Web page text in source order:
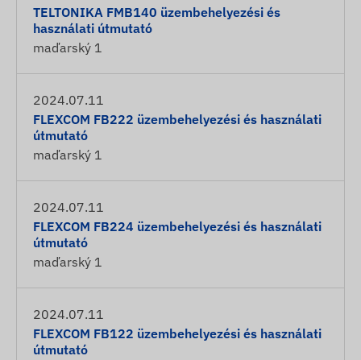
TELTONIKA FMB140 üzembehelyezési és
használati útmutató
maďarský 1
2024.07.11
FLEXCOM FB222 üzembehelyezési és használati
útmutató
maďarský 1
2024.07.11
FLEXCOM FB224 üzembehelyezési és használati
útmutató
maďarský 1
2024.07.11
FLEXCOM FB122 üzembehelyezési és használati
útmutató